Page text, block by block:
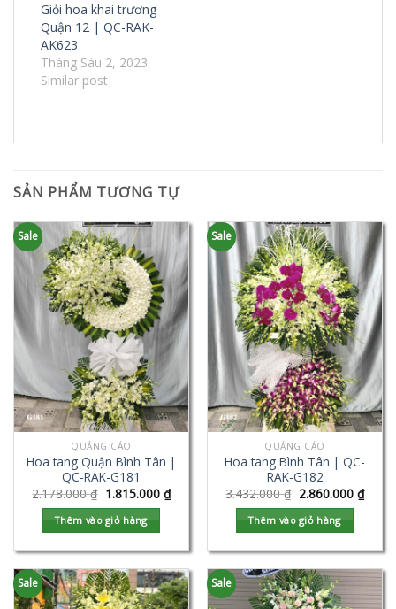
Giỏi hoa khai trương
Quận 12 | QC-RAK-
AK623
Tháng Sáu 2, 2023
Similar post
SẢN PHẨM TƯƠNG TỰ
Sale
QUẢNG CÁO
Hoa tang Quận Bình Tân |
QC-RAK-G181
2.178.000₫ 1.815.000 ₫
Thêm vào giỏ hàng
Sale
QUẢNG CÁO
Hoa tang Bình Tân | QC-
RAK-G182
3.432.000₫ 2.860.000 ₫
Thêm vào giỏ hàng
Sale Sale